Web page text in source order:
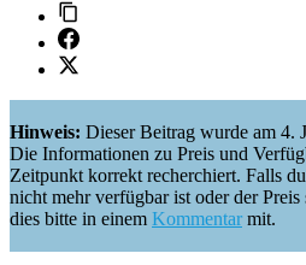
Hinweis: Dieser Beitrag wurde am 4.
Die Informationen zu Preis und
Zeitpunkt korrekt recherchiert. Falls
nicht mehr verfügbar ist oder der Preis
dies bitte in einem Kommentarmit.